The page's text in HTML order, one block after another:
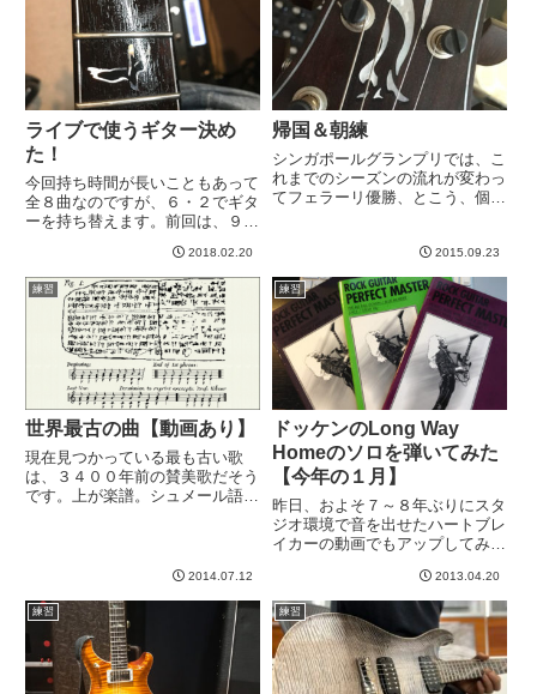
ライブで使うギター決め
た！
今回持ち時間が長いこともあって
全８曲なのですが、６・２でギタ
ーを持ち替えます。前回は、９９
モカ。今回は、JPをメインに最
後の二曲をモカの構成で行こうか
と。・・・まあ、あんま変わらん
ですねwながらくサボってたの
2018.02.20
帰国＆朝練
シンガポールグランプリでは、こ
れまでのシーズンの流れが変わっ
てフェラーリ優勝、とこう、個人
ントも、ファレル、マルーン5、
ボン・ジョビがヘッドライナー
で、全部見たかったのですが、ボ
ン...
2015.09.23
練習
世界最古の曲【動画あり】
現在見つかっている最も古い歌
は、３４００年前の賛美歌だそう
です。上が楽譜。シュメール語で
生まれ変わったら天文物理学者に
で...
2014.07.12
練習
ドッケンのLong Way
Homeのソロを弾いてみた
【今年の１月】
昨日、およそ７～８年ぶりにスタ
ジオ環境で音を出せたハートブレ
イカーの動画でもアップしてみよ
ら、録画しはじめた頃の練習動画
発見！内容は、ドッケンのLong
Way Home。そう、前にご紹介さ
せていただいた「ロッ...
2013.04.20
練習 練習